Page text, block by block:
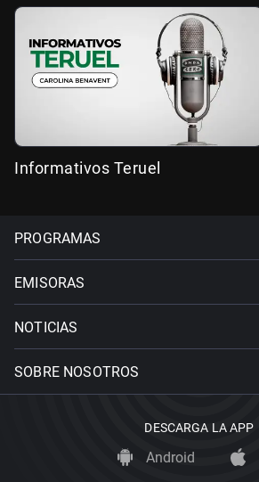
Informativos Teruel
PROGRAMAS
EMISORAS
NOTICIAS
SOBRE NOSOTROS
DESCARGA LA APP
Android